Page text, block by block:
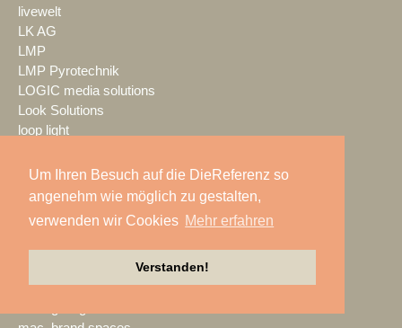
Um Ihren Besuch auf die DieReferenz so
angenehm wie möglich zu gestalten,
verwenden wir Cookies Mehr erfahren
Verstanden!
livewelt
LK AG
LMP
LMP Pyrotechnik
LOGIC media solutions
Look Solutions
loop light
LTH
LTT Group
Lupax
LUXAV
LYNX Media Systems
m.i.b